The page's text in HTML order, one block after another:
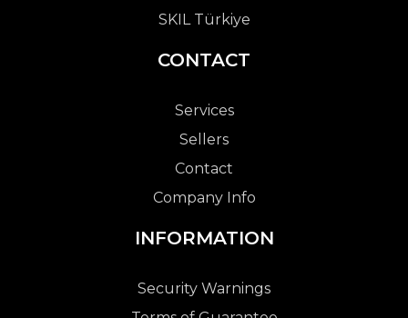
SKIL Türkiye
CONTACT
Services
Sellers
Contact
Company Info
INFORMATION
Security Warnings